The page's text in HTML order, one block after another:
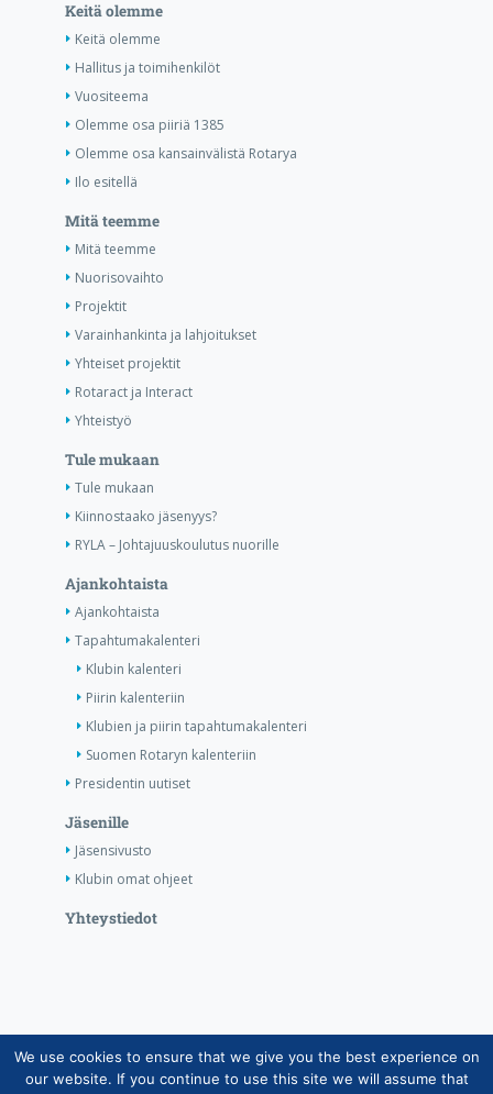
Keitä olemme
Keitä olemme
Hallitus ja toimihenkilöt
Vuositeema
Olemme osa piiriä 1385
Olemme osa kansainvälistä Rotarya
Ilo esitellä
Mitä teemme
Mitä teemme
Nuorisovaihto
Projektit
Varainhankinta ja lahjoitukset
Yhteiset projektit
Rotaract ja Interact
Yhteistyö
Tule mukaan
Tule mukaan
Kiinnostaako jäsenyys?
RYLA – Johtajuuskoulutus nuorille
Ajankohtaista
Ajankohtaista
Tapahtumakalenteri
Klubin kalenteri
Piirin kalenteriin
Klubien ja piirin tapahtumakalenteri
Suomen Rotaryn kalenteriin
Presidentin uutiset
Jäsenille
Jäsensivusto
Klubin omat ohjeet
Yhteystiedot
Copyright © Suomen Rotarypalvelu ry 2026 |
Jäsentietojärjestelmän tietosuojaseloste| Henkilötietojen
We use cookies to ensure that we give you the best experience on
our website. If you continue to use this site we will assume that